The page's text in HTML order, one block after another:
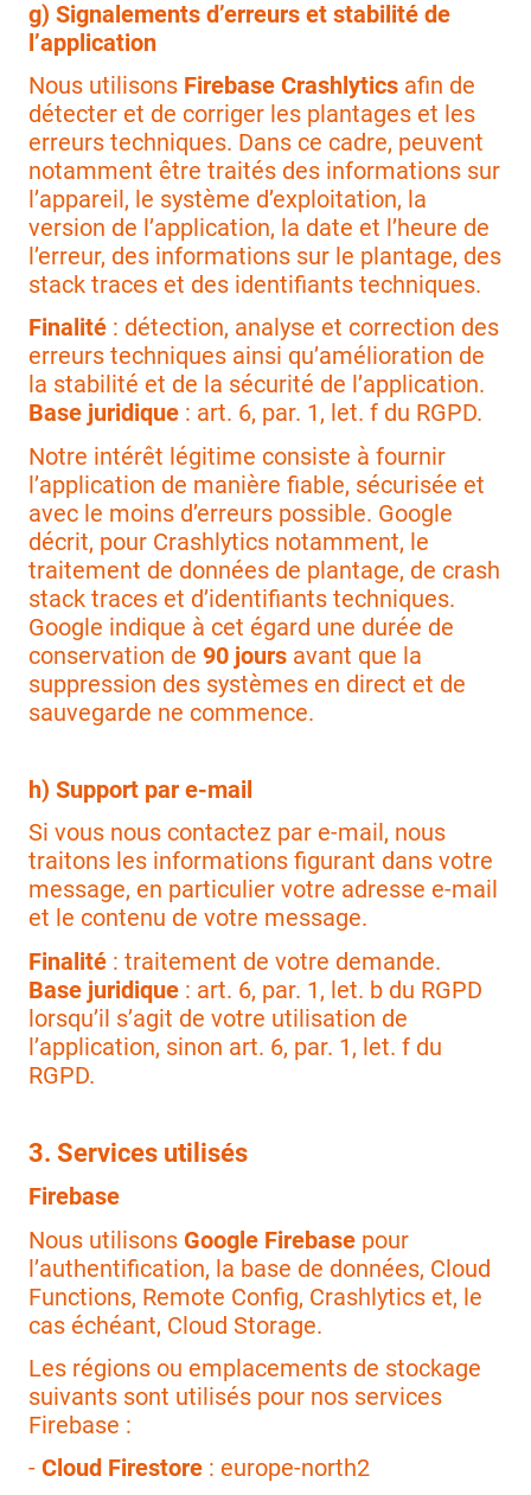
g) Signalements d’erreurs et stabilité de
l’application
Nous utilisons Firebase Crashlytics afin de
détecter et de corriger les plantages et les
erreurs techniques. Dans ce cadre, peuvent
notamment être traités des informations sur
l’appareil, le système d’exploitation, la
version de l’application, la date et l’heure de
l’erreur, des informations sur le plantage, des
stack traces et des identifiants techniques.
Finalité : détection, analyse et correction des
erreurs techniques ainsi qu’amélioration de
la stabilité et de la sécurité de l’application.
Base juridique : art. 6, par. 1, let. f du RGPD.
Notre intérêt légitime consiste à fournir
l’application de manière fiable, sécurisée et
avec le moins d’erreurs possible. Google
décrit, pour Crashlytics notamment, le
traitement de données de plantage, de crash
stack traces et d’identifiants techniques.
Google indique à cet égard une durée de
conservation de 90 jours avant que la
suppression des systèmes en direct et de
sauvegarde ne commence.
h) Support par e-mail
Si vous nous contactez par e-mail, nous
traitons les informations figurant dans votre
message, en particulier votre adresse e-mail
et le contenu de votre message.
Finalité : traitement de votre demande.
Base juridique : art. 6, par. 1, let. b du RGPD
lorsqu’il s’agit de votre utilisation de
l’application, sinon art. 6, par. 1, let. f du
RGPD.
3. Services utilisés
Firebase
Nous utilisons Google Firebase pour
l’authentification, la base de données, Cloud
Functions, Remote Config, Crashlytics et, le
cas échéant, Cloud Storage.
Les régions ou emplacements de stockage
suivants sont utilisés pour nos services
Firebase :
- Cloud Firestore : europe-north2